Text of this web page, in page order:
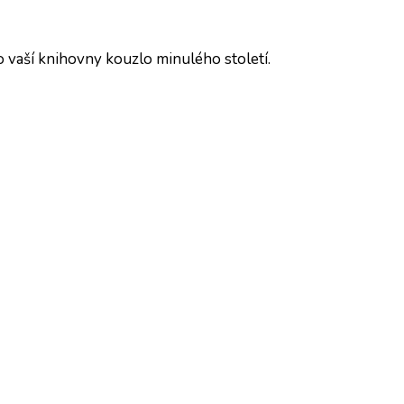
vaší knihovny kouzlo minulého století.